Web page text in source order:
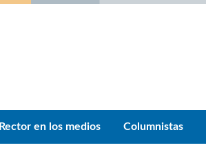
Rector en los medios Columnistas